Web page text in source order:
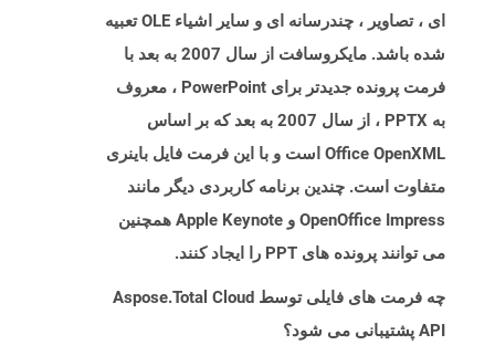
ای ، تصاویر ، چندرسانه ای و سایر اشیاء OLE تعبیه
شده باشد. مایکروسافت از سال 2007 به بعد با
فرمت پرونده جدیدتر برای PowerPoint ، معروف
به PPTX ، از سال 2007 به بعد که بر اساس
Office OpenXML است و با این فرمت فایل باینری
متفاوت است. چندین برنامه کاربردی دیگر مانند
OpenOffice Impress و Apple Keynote همچنین
می توانند پرونده های PPT را ایجاد کنند.
چه فرمت های فایلی توسط Aspose.Total Cloud
API پشتیبانی می شود؟